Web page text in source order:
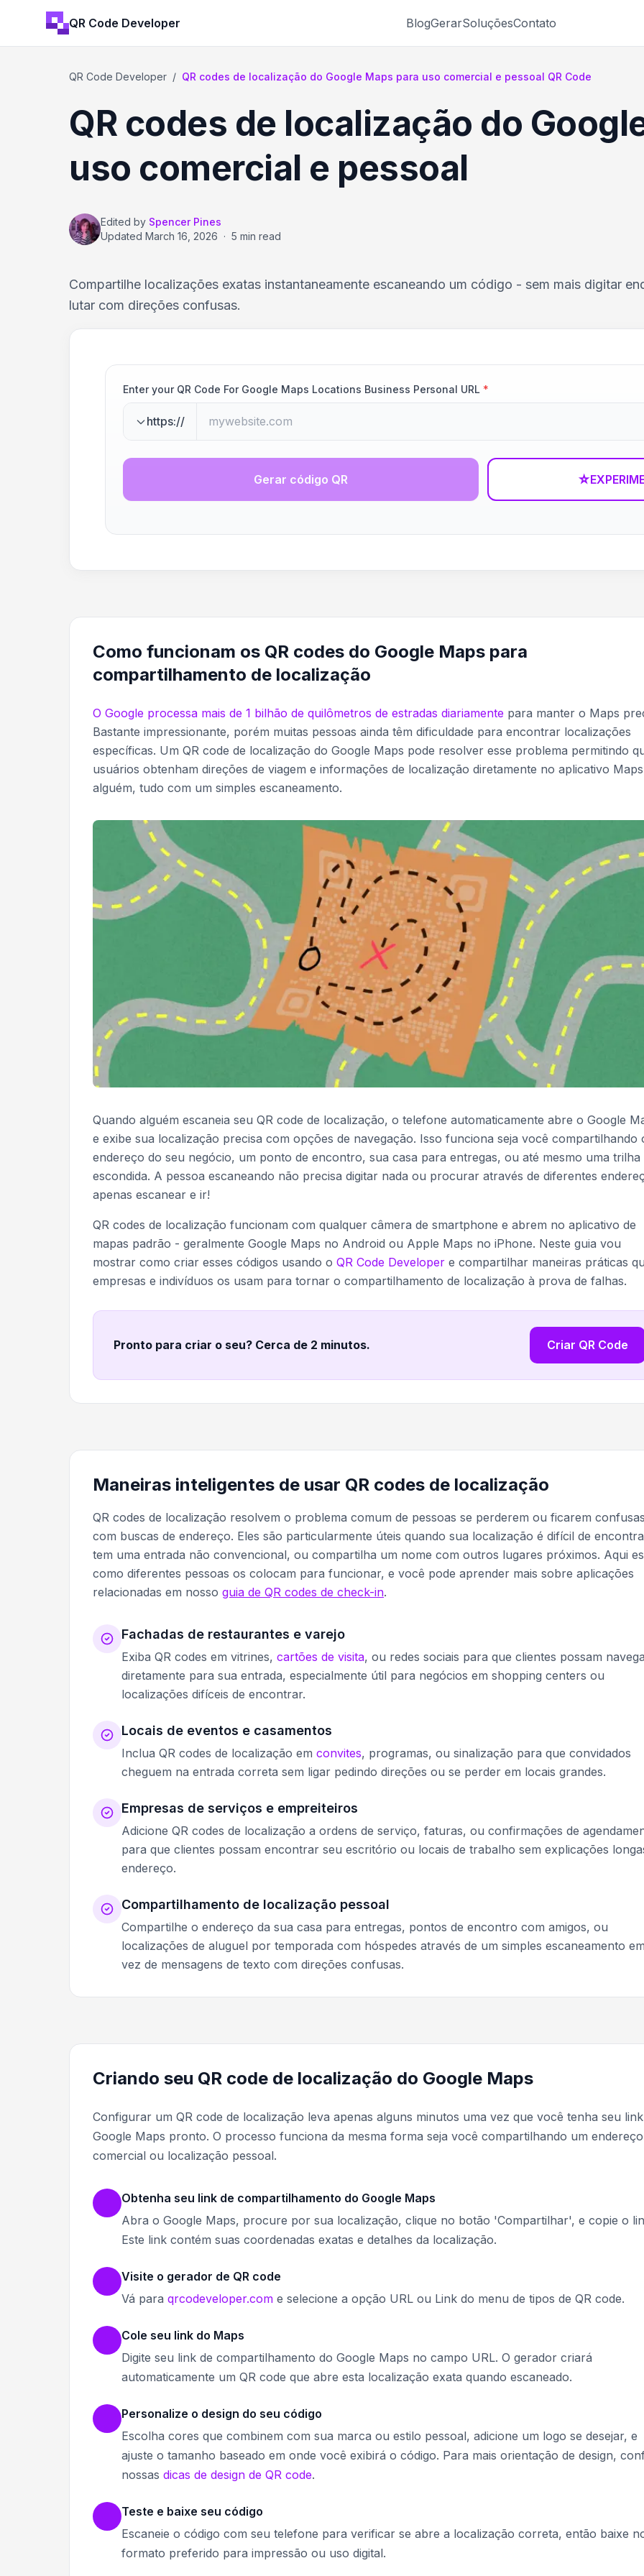
QR Code Developer BlogGerarSoluçõesContato
QR Code Developer / QR codes de localização do Google Maps para uso comercial e pessoal QR Code
QR codes de localização do
uso comercial e pessoal
Edited by Spencer Pines
Updated March 16, 2026 · 5 min read
Compartilhe localizações exatas instantaneamente escaneando um código - sem mais digitar
lutar com direções confusas.
Enter your QR Code For Google Maps Locations Business Personal URL *
https://
Gerar código QR ☆
Como funcionam os QR codes do Google Maps para
compartilhamento de localização
O Google processa mais de 1 bilhão de quilômetros de estradas diariamente para manter o Maps
Bastante impressionante, porém muitas pessoas ainda têm dificuldade para encontrar localizações
específicas. Um QR code de localização do Google Maps pode resolver esse problema permitindo
usuários obtenham direções de viagem e informações de localização diretamente no aplicativo
alguém, tudo com um simples escaneamento.
Quando alguém escaneia seu QR code de localização, o telefone automaticamente abre o Google
e exibe sua localização precisa com opções de navegação. Isso funciona seja você compartilhando
endereço do seu negócio, um ponto de encontro, sua casa para entregas, ou até mesmo uma trilha
escondida. A pessoa escaneando não precisa digitar nada ou procurar através de diferentes
apenas escanear e ir!
QR codes de localização funcionam com qualquer câmera de smartphone e abrem no aplicativo de
mapas padrão - geralmente Google Maps no Android ou Apple Maps no iPhone. Neste guia vou
mostrar como criar esses códigos usando o QR Code Developer e compartilhar maneiras práticas
empresas e indivíduos os usam para tornar o compartilhamento de localização à prova de falhas.
Pronto para criar o seu? Cerca de 2 minutos. Criar QR Code
Maneiras inteligentes de usar QR codes de localização
QR codes de localização resolvem o problema comum de pessoas se perderem ou ficarem confusas
com buscas de endereço. Eles são particularmente úteis quando sua localização é difícil de
tem uma entrada não convencional, ou compartilha um nome com outros lugares próximos. Aqui
como diferentes pessoas os colocam para funcionar, e você pode aprender mais sobre aplicações
relacionadas em nosso guia de QR codes de check-in.
Fachadas de restaurantes e varejo
Exiba QR codes em vitrines, cartões de visita, ou redes sociais para que clientes possam
diretamente para sua entrada, especialmente útil para negócios em shopping centers ou
localizações difíceis de encontrar.
Locais de eventos e casamentos
Inclua QR codes de localização em convites, programas, ou sinalização para que convidados
cheguem na entrada correta sem ligar pedindo direções ou se perder em locais grandes.
Empresas de serviços e empreiteiros
Adicione QR codes de localização a ordens de serviço, faturas, ou confirmações de
para que clientes possam encontrar seu escritório ou locais de trabalho sem explicações
endereço.
Compartilhamento de localização pessoal
Compartilhe o endereço da sua casa para entregas, pontos de encontro com amigos, ou
localizações de aluguel por temporada com hóspedes através de um simples escaneamento em
vez de mensagens de texto com direções confusas.
Criando seu QR code de localização do Google Maps
Configurar um QR code de localização leva apenas alguns minutos uma vez que você tenha seu
Google Maps pronto. O processo funciona da mesma forma seja você compartilhando um endereço
comercial ou localização pessoal.
Obtenha seu link de compartilhamento do Google Maps
Abra o Google Maps, procure por sua localização, clique no botão 'Compartilhar', e copie o
Este link contém suas coordenadas exatas e detalhes da localização.
Visite o gerador de QR code
Vá para qrcodeveloper.com e selecione a opção URL ou Link do menu de tipos de QR code.
Cole seu link do Maps
Digite seu link de compartilhamento do Google Maps no campo URL. O gerador criará
automaticamente um QR code que abre esta localização exata quando escaneado.
Personalize o design do seu código
Escolha cores que combinem com sua marca ou estilo pessoal, adicione um logo se desejar, e
ajuste o tamanho baseado em onde você exibirá o código. Para mais orientação de design,
nossas dicas de design de QR code.
Teste e baixe seu código
Escaneie o código com seu telefone para verificar se abre a localização correta, então baixe
formato preferido para impressão ou uso digital.